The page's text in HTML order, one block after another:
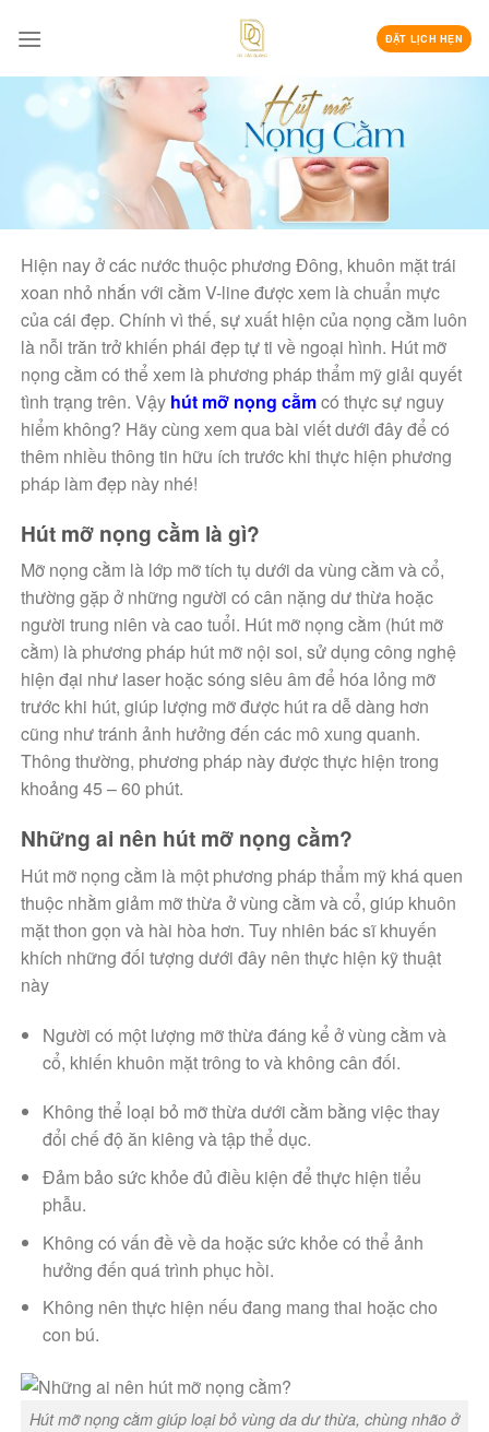
ĐẶT LỊCH HẸN
Hiện nay ở các nước thuộc phương Đông, khuôn mặt trái
xoan nhỏ nhắn với cằm V-line được xem là chuẩn mực
của cái đẹp. Chính vì thế, sự xuất hiện của nọng cằm luôn
là nỗi trăn trở khiến phái đẹp tự ti về ngoại hình. Hút mỡ
nọng cằm có thể xem là phương pháp thẩm mỹgiải quyết
tình trạng trên. Vậy hút mỡ nọng cằmcó thực sự nguy
hiểm không? Hãy cùng xem qua bài viết dưới đây để có
thêm nhiều thông tin hữu ích trước khi thực hiện phương
pháp làm đẹp này nhé!
Hút mỡ nọng cằm là gì?
Mỡ nọng cằm là lớp mỡ tích tụ dưới da vùng cằm và cổ,
thường gặp ở những người có cân nặng dư thừa hoặc
người trung niên và cao tuổi. Hút mỡ nọng cằm (hút mỡ
cằm) là phương pháp hút mỡ nội soi, sử dụng công nghệ
hiện đại như laser hoặc sóng siêu âm để hóa lỏng mỡ
trước khi hút, giúp lượng mỡ được hút ra dễ dàng hơn
cũng như tránh ảnh hưởng đến các mô xung quanh.
Thông thường, phương pháp này được thực hiện trong
khoảng 45 – 60 phút.
Những ai nên hút mỡ nọng cằm?
Hút mỡ nọng cằm là một phương pháp thẩm mỹ khá quen
thuộc nhằm giảm mỡ thừa ở vùng cằm và cổ, giúp khuôn
mặt thon gọn và hài hòa hơn. Tuy nhiên bác sĩ khuyến
khích những đối tượng dưới đây nên thực hiện kỹ thuật
này
Người có một lượng mỡ thừa đáng kể ở vùng cằm và
cổ, khiến khuôn mặttrông to và không cân đối.
Không thể loại bỏ mỡ thừa dưới cằm bằng việc thay
đổi chế độ ăn kiêng và tập thể dục.
Đảm bảo sức khỏe đủ điều kiện để thực hiện tiểu
phẫu.
Không có vấn đề về da hoặc sức khỏe có thể ảnh
hưởng đến quá trình phục hồi.
Không nên thực hiện nếu đang mang thai hoặc cho
con bú.
Hút mỡ nọng cằm giúp loại bỏ vùng da dư thừa, chùng nhão ở